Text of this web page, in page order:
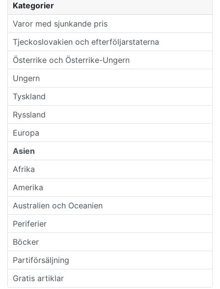
Kategorier
Varor med sjunkande pris
Tjeckoslovakien och efterföljarstaterna
Österrike och Österrike-Ungern
Ungern
Tyskland
Ryssland
Europa
Asien
Afrika
Amerika
Australien och Oceanien
Periferier
Böcker
Partiförsäljning
Gratis artiklar